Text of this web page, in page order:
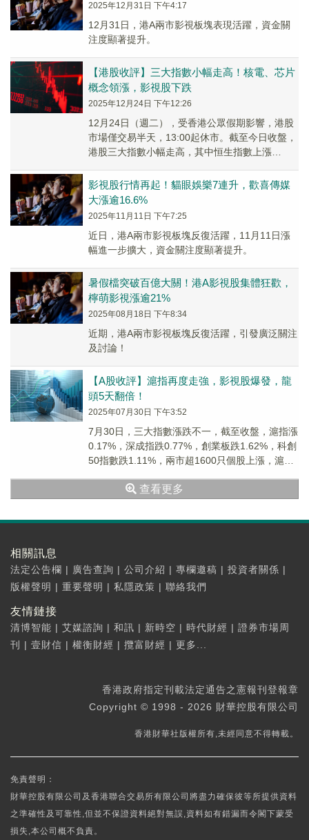
2025年12月31日 下午4:17
12月31日，港A兩市影視板塊表現活躍，資金關
注度顯著提升。
【港股收評】三大指數小幅走高！核電、芯片
概念領漲，影視股下跌
2025年12月24日 下午12:26
12月24日（週二），受香港公眾假期影響，港股
市場僅交易半天，13:00起休市。截至今日收盤，
港股三大指數小幅走高，其中恒生指數上漲
0.01%。
影視股行情再起！貓眼娛樂7連升，歡喜傳媒
大漲逾16.6%
2025年11月11日 下午7:25
近日，港A兩市影視板塊反復活躍，11月11日漲
幅進一步擴大，資金關注度顯著提升。
暑假檔突破百億大關！港A影視股集體狂歡，
檸萌影視漲逾21%
2025年08月18日 下午8:34
近期，港A兩市影視板塊反復活躍，引發廣泛關注
及討論！
【A股收評】滬指再度走強，影視股爆發，龍
頭5天翻倍！
2025年07月30日 下午3:52
7月30日，三大指數漲跌不一，截至收盤，滬指漲
0.17%，深成指跌0.77%，創業板跌1.62%，科創
50指數跌1.11%，兩市超1600只個股上漲，滬深
查看更多
相關訊息
法定公告欄 | 廣告查詢 | 公司介紹 | 專欄邀稿 | 投資者關係 |
版權聲明 | 重要聲明 | 私隱政策 | 聯絡我們
友情鏈接
清博智能 | 艾媒諮詢 | 和訊 | 新時空 | 時代財經 | 證券市場周
刊
| 壹財信 | 權衡財經 | 攬富財經 | 更多...
香港政府指定刊載法定通告之憲報刊登報章
Copyright © 1998 - 2026 財華控股有限公司
香港財華社版權所有,未經同意不得轉載。
免責聲明：
財華控股有限公司及香港聯合交易所有限公司將盡力確保彼等所提供資料
之準確性及可靠性,但並不保證資料絕對無誤,資料如有錯漏而令閣下蒙受
損失,本公司概不負責。